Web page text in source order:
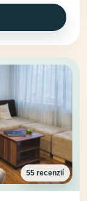
55 recenzií